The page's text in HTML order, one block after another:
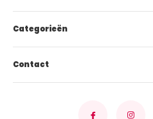
Categorieën
Contact